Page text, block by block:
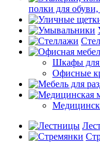
полки для обуви,
Шкафы для
Офисные